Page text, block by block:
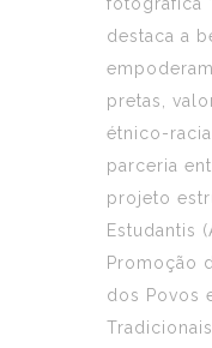
destaca a
pretas,
étnico-
parceria
projeto
Estudantis
Promoção
dos Povos